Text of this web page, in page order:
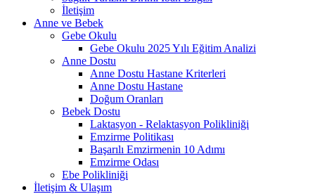
İletişim
Anne ve Bebek
Gebe Okulu
Gebe Okulu 2025 Yılı Eğitim Analizi
Anne Dostu
Anne Dostu Hastane Kriterleri
Anne Dostu Hastane
Doğum Oranları
Bebek Dostu
Laktasyon - Relaktasyon Polikliniği
Emzirme Politikası
Başarılı Emzirmenin 10 Adımı
Emzirme Odası
Ebe Polikliniği
İletişim & Ulaşım